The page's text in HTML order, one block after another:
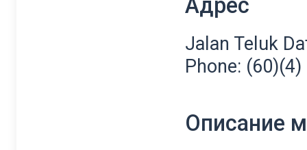
Адрес
Jalan Teluk
Phone:
Описание